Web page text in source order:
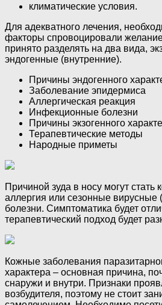
климатические условия.
Для адекватного лечения,
факторы спровоцировали
принято разделять на два вида,
эндогенные (внутренние).
Причины эндогенного
Заболевание эпидермиса
Аллергическая реакция
Инфекционные болезни
Причины экзогенного
Терапевтические методы
Народные приметы
Причиной зуда в носу могут
аллергия или сезонные
болезни. Симптоматика будет
терапевтический подход будет
Кожные заболевания
характера – основная причина,
снаружи и внутри. Признаки
возбудителя, поэтому не стоит